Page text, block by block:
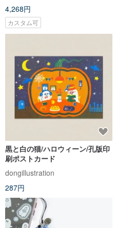
4,268円
カスタム可
黒と白の猫/ハロウィーン/孔版印
刷ポストカード
dongillustration
287円